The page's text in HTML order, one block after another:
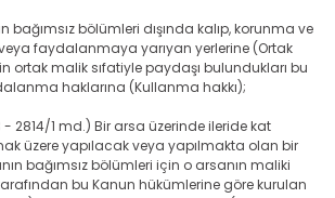
bölümleri dışında kalıp, korunma ve
faydalanmaya yarıyan yerlerine (Ortak
ortak malik sıfatiyle paydaşı bulundukları bu
haklarına (Kullanma hakkı);
- 2814/1 md.) Bir arsa üzerinde ileride kat
üzere yapılacak veya yapılmakta olan bir
bağımsız bölümleri için o arsanın maliki
bu Kanun hükümlerine göre kurulan